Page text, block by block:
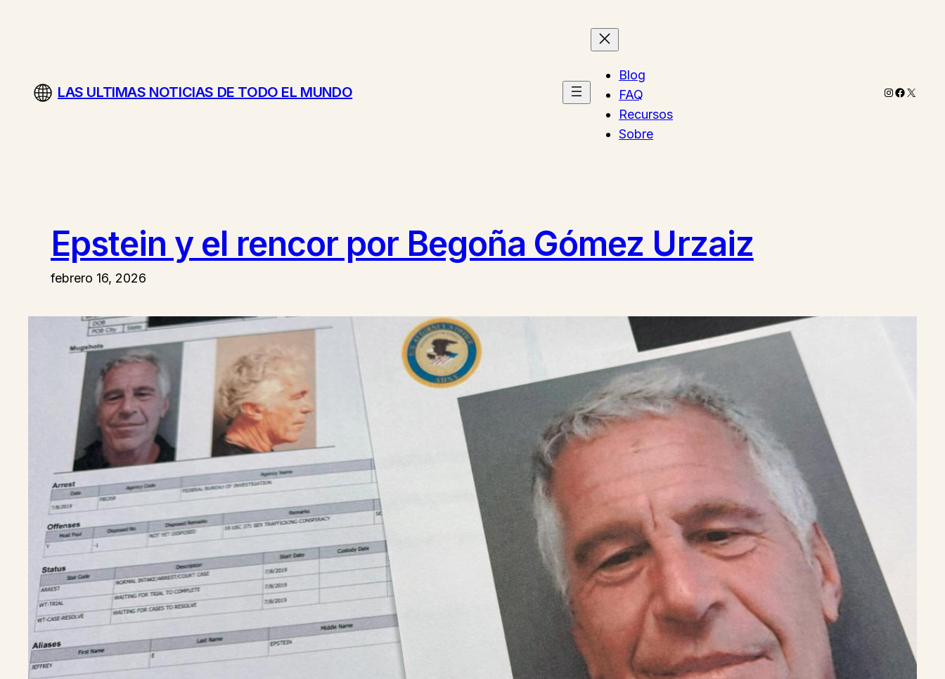
LAS ULTIMAS NOTICIAS DE TODO EL MUNDO
Blog
FAQ
Recursos
Sobre
Instagram
X
Epstein y el rencor por Begoña Gómez Urzaiz
febrero 16, 2026